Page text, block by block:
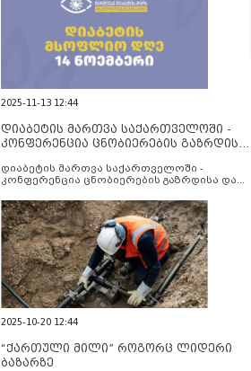
2025-11-13 12:44
დიაბეტის მართვა საქართველოში -
კონფერენცია ცნობიერების გაზრდისა
დიაბეტის მართვა საქართველოში -
კონფერენცია ცნობიერების გაზრდისა და
2025-10-20 12:44
“ქართული მილი” როგორც ლიდერი
ბაზარზე